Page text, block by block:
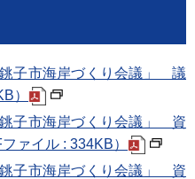
子市海岸づくり会議」 議
）
子市海岸づくり会議」 資
ァイル : 334KB）
子市海岸づくり会議」 資